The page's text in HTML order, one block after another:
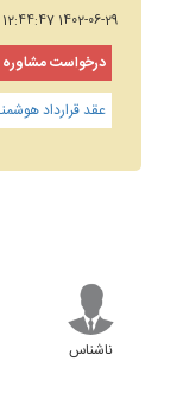
1402-06-29 12:44:47
درخواست مشاوره
عقد قرارداد
ناشناس